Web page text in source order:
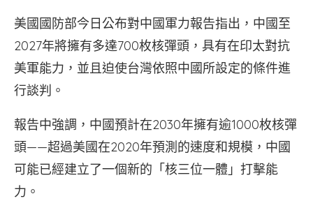
美國國防部今日公布對中國軍力報告指出，中國至
2027年將擁有多達700枚核彈頭，具有在印太對抗
美軍能力，並且迫使台灣依照中國所設定的條件進
行談判。
報告中強調，中國預計在2030年擁有逾1000枚核彈
頭——超過美國在2020年預測的速度和規模，中國
可能已經建立了一個新的「核三位一體」打擊能
力。